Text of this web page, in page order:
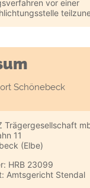
vor einer
Schönebeck
Trägergesellschaft
11
(Elbe)
HRB 23099
Amtsgericht Stendal